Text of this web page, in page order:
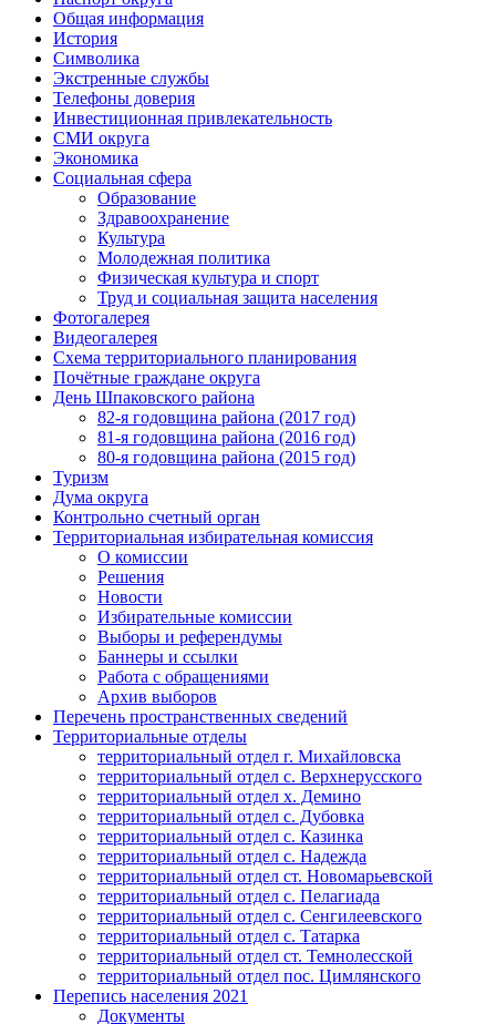
Общая информация
История
Символика
Экстренные службы
Телефоны доверия
Инвестиционная привлекательность
СМИ округа
Экономика
Социальная сфера
Образование
Здравоохранение
Культура
Молодежная политика
Физическая культура и спорт
Труд и социальная защита населения
Фотогалерея
Видеогалерея
Схема территориального планирования
Почётные граждане округа
День Шпаковского района
82-я годовщина района (2017 год)
81-я годовщина района (2016 год)
80-я годовщина района (2015 год)
Туризм
Дума округа
Контрольно счетный орган
Территориальная избирательная комиссия
О комиссии
Решения
Новости
Избирательные комиссии
Выборы и референдумы
Баннеры и ссылки
Работа с обращениями
Архив выборов
Перечень пространственных сведений
Территориальные отделы
территориальный отдел г. Михайловска
территориальный отдел с. Верхнерусского
территориальный отдел х. Демино
территориальный отдел с. Дубовка
территориальный отдел с. Казинка
территориальный отдел с. Надежда
территориальный отдел ст. Новомарьевской
территориальный отдел с. Пелагиада
территориальный отдел с. Сенгилеевского
территориальный отдел с. Татарка
территориальный отдел ст. Темнолесской
территориальный отдел пос. Цимлянского
Перепись населения 2021
Документы